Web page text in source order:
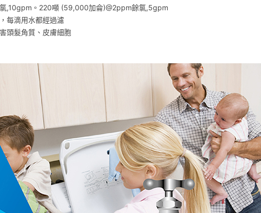
,10gpm。220噸 (59,000加侖)@2ppm餘氯,5gpm
每滴用水都經過濾
頭髮角質、皮膚細胞